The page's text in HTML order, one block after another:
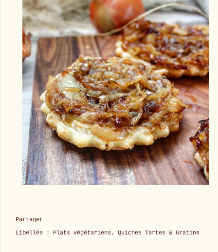
Partager
Libellés :
Plats végétariens Quiches Tartes & Gratins